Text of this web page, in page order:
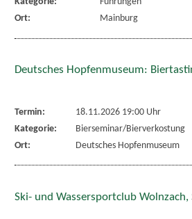
Ort:
Mainburg
Deutsches Hopfenmuseum:
Termin:
18.11.2026 19:00 Uhr
Kategorie:
Bierseminar/Bierverkostung
Ort:
Deutsches Hopfenmuseum
Ski- und Wassersportclub Wolnzach,